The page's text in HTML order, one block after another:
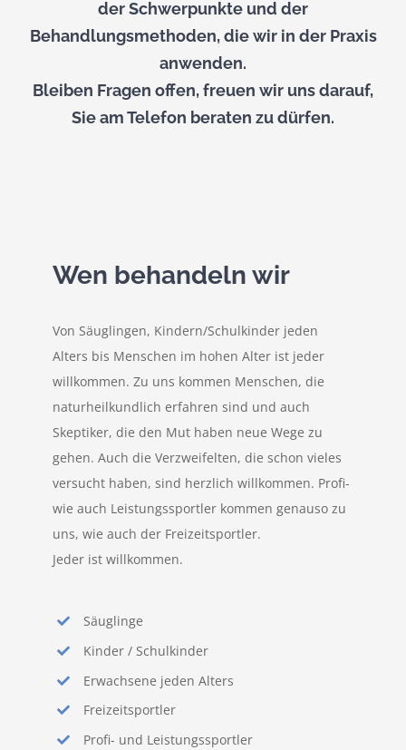
der Schwerpunkte und der
Behandlungsmethoden, die wir in der Praxis
anwenden.
Bleiben Fragen offen, freuen wir uns darauf,
Sie am Telefon beraten zu dürfen.
Wen behandeln wir
Von Säuglingen, Kindern/Schulkinder jeden
Alters bis Menschen im hohen Alter ist jeder
willkommen. Zu uns kommen Menschen, die
naturheilkundlich erfahren sind und auch
Skeptiker, die den Mut haben neue Wege zu
gehen. Auch die Verzweifelten, die schon vieles
versucht haben, sind herzlich willkommen. Profi-
wie auch Leistungssportler kommen genauso zu
uns, wie auch der Freizeitsportler.
Jeder ist willkommen.
Säuglinge
Kinder / Schulkinder
Erwachsene jeden Alters
Freizeitsportler
Profi- und Leistungssportler